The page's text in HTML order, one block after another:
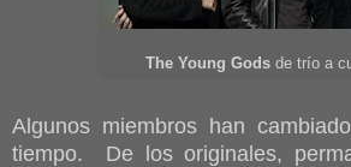
The Young Godsde trío a
Algunos miembros han
tiempo. De los originales,